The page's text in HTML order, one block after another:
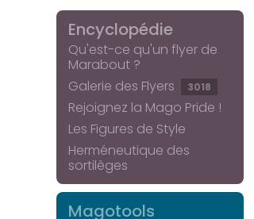
Encyclopédie
Qu'est-ce qu'un flyer de
Marabout ?
Galerie des Flyers
3018
Rejoignez la Mago Pride !
Les Figures de Style
Herméneutique des
sortilèges
Magotools